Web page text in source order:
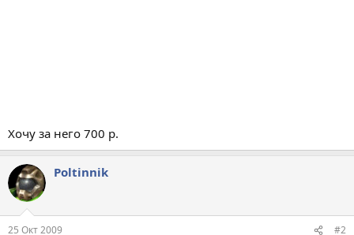
Хочу за него 700 р.
Poltinnik
25 Окт 2009 #2